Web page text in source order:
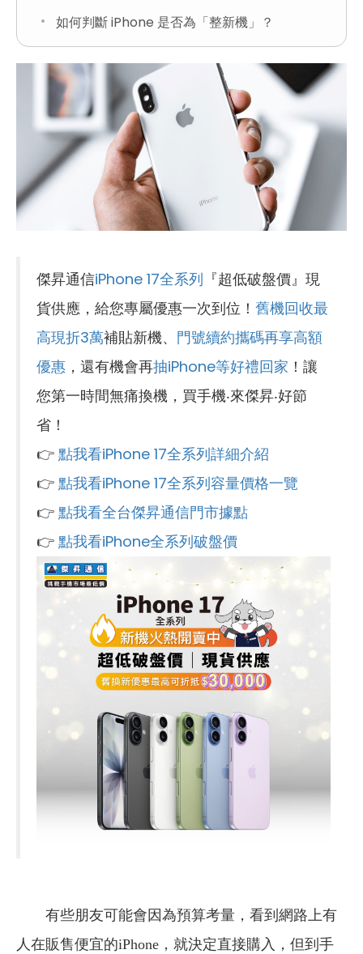
如何判斷 iPhone 是否為「整新機」？
傑昇通信iPhone 17全系列 『超低破盤價』現
貨供應，給您專屬優惠一次到位！ 舊機回收最
高現折3萬補貼新機、 門號續約攜碼再享高額
優惠 ，還有機會再抽iPhone等好禮回家 ！讓
您第一時間無痛換機，買手機‧來傑昇‧好節
省！
👉 點我看iPhone 17全系列詳細介紹
👉 點我看iPhone 17全系列容量價格一覽
👉 點我看全台傑昇通信門市據點
👉 點我看iPhone全系列破盤價
有些朋友可能會因為預算考量，看到網路上有
人在販售便宜的iPhone，就決定直接購入，但到手